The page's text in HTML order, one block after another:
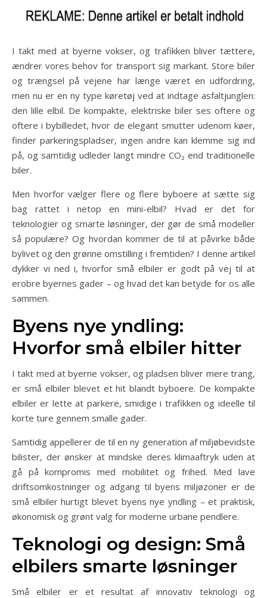
I takt med at byerne vokser, og trafikken bliver tættere,
ændrer vores behov for transport sig markant. Store biler
og trængsel på vejene har længe været en udfordring,
men nu er en ny type køretøj ved at indtage asfaltjunglen:
den lille elbil. De kompakte, elektriske biler ses oftere og
oftere i bybilledet, hvor de elegant smutter udenom køer,
finder parkeringspladser, ingen andre kan klemme sig ind
på, og samtidig udleder langt mindre CO₂ end traditionelle
biler.
Men hvorfor vælger flere og flere byboere at sætte sig
bag rattet i netop en mini-elbil? Hvad er det for
teknologier og smarte løsninger, der gør de små modeller
så populære? Og hvordan kommer de til at påvirke både
bylivet og den grønne omstilling i fremtiden? I denne artikel
dykker vi ned i, hvorfor små elbiler er godt på vej til at
erobre byernes gader – og hvad det kan betyde for os alle
sammen.
Byens nye yndling:
Hvorfor små elbiler hitter
I takt med at byerne vokser, og pladsen bliver mere trang,
er små elbiler blevet et hit blandt byboere. De kompakte
elbiler er lette at parkere, smidige i trafikken og ideelle til
korte ture gennem smalle gader.
Samtidig appellerer de til en ny generation af miljøbevidste
bilister, der ønsker at mindske deres klimaaftryk uden at
gå på kompromis med mobilitet og frihed. Med lave
driftsomkostninger og adgang til byens miljøzoner er de
små elbiler hurtigt blevet byens nye yndling – et praktisk,
økonomisk og grønt valg for moderne urbane pendlere.
Teknologi og design: Små
elbilers smarte løsninger
Små elbiler er et resultat af innovativ teknologi og